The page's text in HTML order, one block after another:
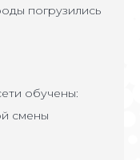
погрузились
обучены:
смены